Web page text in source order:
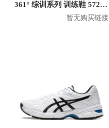
361° 综训系列 训练鞋 572024427
暂无购买链接